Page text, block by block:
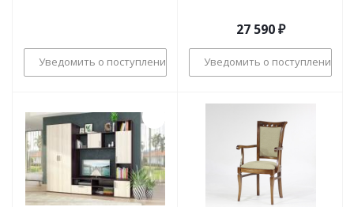
Уведомить о поступлении
27 590₽
Уведомить о поступлении